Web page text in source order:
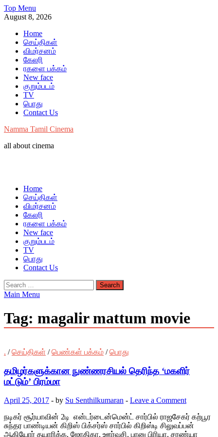
Skip
to
Top Menu
August 8, 2026
Home
செய்திகள்
விமர்சனம்
கேலரி
ரகளை பக்கம்
New face
குறும்படம்
TV
பொது
Contact Us
Namma Tamil Cinema
all about cinema
Home
செய்திகள்
விமர்சனம்
கேலரி
ரகளை பக்கம்
New face
குறும்படம்
TV
பொது
Contact Us
Search
for:
Main Menu
Tag: magalir mattum movie
. /செய்திகள் /பெண்கள் பக்கம் /பொது
தமிழர்களுக்கான நுண்ணரசியல் தெரிந்த ‘மகளிர்
மட்டும்’ பிரம்மா
April 25, 2017 - by Su Senthilkumaran - Leave a Comment
நடிகர் சூர்யாவின் 2டி என்டர்டைன்மென்ட் சார்பில் ராஜசேகர் கற்பூர
சுந்தர பாண்டியன் கிறிஸ் பிக்சர்ஸ் சார்பில் கிறிஸ்டி சிலுவப்பன்
ஆகியோர் தயாரிக்க, ஜோதிகா, ஊர்வசி, பானு பிரியா, சரண்யா